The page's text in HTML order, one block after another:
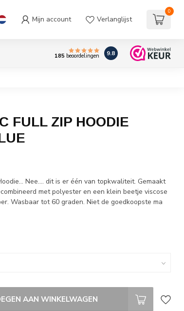
Mijn account Verlanglijst
0
185 beoordelingen 9.8
FULL ZIP HOODIE
Nee.... dit is er één van topkwaliteit. Gemaakt
met polyester en een klein beetje viscose
Wasbaar tot 60 graden. Niet de goedkoopste ma
AAN WINKELWAGEN